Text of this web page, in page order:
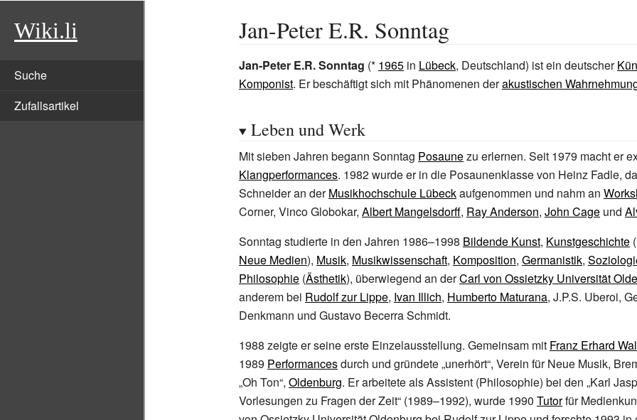
Wiki.li
Suche
Zufallsartikel
Jan-Peter E.R. Sonntag
Jan-Peter E.R. Sonntag (* 1965 in Lübeck, Deutschland) ist ein deutscher
Komponist. Er beschäftigt sich mit Phänomenen derakustischen
Leben und Werk
Mit sieben Jahren begann Sonntag Posaunezu erlernen. Seit 1979 macht er
Klangperformances. 1982 wurde er in die Posaunenklasse von Heinz Fadle,
Schneider an derMusikhochschule Lübeckaufgenommen und nahm an
Corner, Vinco Globokar, Albert Mangelsdorff, Ray Anderson, John Cage und
Sonntag studierte in den Jahren 1986–1998 Bildende Kunst, Kunstgeschichte
Neue Medien), Musik, Musikwissenschaft, Komposition, Germanistik,
Philosophie (Ästhetik), überwiegend an derCarl von Ossietzky Universität
anderem bei Rudolf zur Lippe, Ivan Illich, Humberto Maturana, J.P.S. Uberoi,
Denkmann und Gustavo Becerra Schmidt.
1988 zeigte er seine erste Einzelausstellung. Gemeinsam mit Franz Erhard
1989 Performancesdurch und gründete „unerhört“, Verein für Neue Musik,
„Oh Ton“, Oldenburg. Er arbeitete als Assistent (Philosophie) bei den „Karl
Vorlesungen zu Fragen der Zeit“ (1989–1992), wurde 1990 Tutorfür